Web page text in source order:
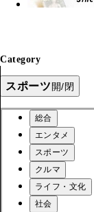
Category
スポーツ開/閉
総合
エンタメ
スポーツ
クルマ
ライフ・文化
社会